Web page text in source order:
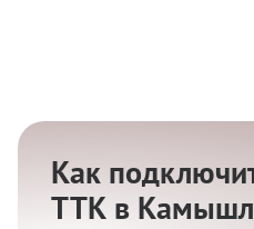
Как
ТТК в